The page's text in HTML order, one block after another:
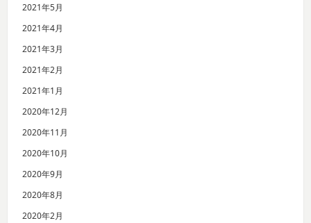
2021年5月
2021年4月
2021年3月
2021年2月
2021年1月
2020年12月
2020年11月
2020年10月
2020年9月
2020年8月
2020年2月